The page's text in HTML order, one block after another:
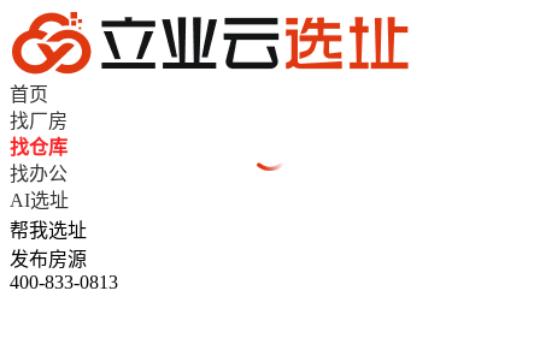
首页
找厂房
找仓库
找办公
AI选址
帮我选址
发布房源
400-833-0813